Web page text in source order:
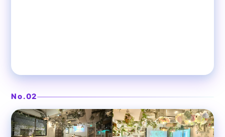
No.02
渋谷 貸切パーティースペース
ドライフラワーが映える空間
渋谷ガーデンルーム3F